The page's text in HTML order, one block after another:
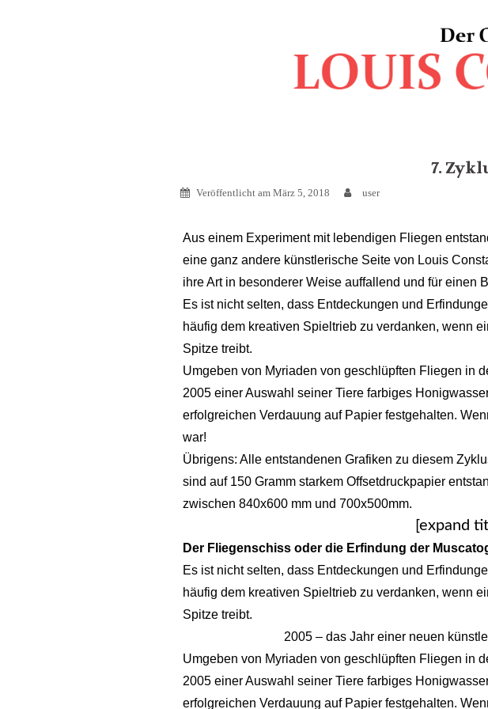
7.
Veröffentlicht am März 5, 2018 user
Aus einem Experiment mit lebendigen Fliegen
eine ganz andere künstlerische Seite von Louis
ihre Art in besonderer Weise auffallend und für einen
Es ist nicht selten, dass Entdeckungen und
häufig dem kreativen Spieltrieb zu verdanken, wenn
Spitze treibt.
Umgeben von Myriaden von geschlüpften Fliegen in
2005 einer Auswahl seiner Tiere farbiges
erfolgreichen Verdauung auf Papier festgehalten.
war!
Übrigens: Alle entstandenen Grafiken zu diesem
sind auf 150 Gramm starkem Offsetdruckpapier
zwischen 840x600 mm und 700x500mm.
[expand
Der Fliegenschiss oder die Erfindung der
Es ist nicht selten, dass Entdeckungen und
häufig dem kreativen Spieltrieb zu verdanken, wenn
Spitze treibt.
2005 – das Jahr einer neuen
Umgeben von Myriaden von geschlüpften Fliegen in
2005 einer Auswahl seiner Tiere farbiges
erfolgreichen Verdauung auf Papier festgehalten.